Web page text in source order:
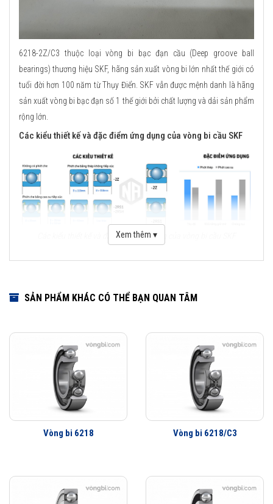
6218-2Z/C3 thuộc loại vòng bi bạc đạn cầu (Deep groove ball
bearings) thương hiệu SKF, hãng sản xuất vòng bi lớn nhất thế giới có
tuổi đời hơn 100 năm từ Thụy Điển. SKF vẫn được mệnh danh là hãng
sản xuất vòng bi bạc đạn số 1 thế giới bởi chất lượng và dải sản phẩm
rộng lớn.
Các kiểu thiết kế và đặc điểm ứng dụng của vòng bi cầu SKF
Các kiểu thiết kế và đặc điểm ứng dụng của vòng bi cầu SKF
Cải tiến thiết kế hình học
Công nghệ sản xuất mới
Phớt che chắn thế hệ mới
Lợi ích của những cải tiến đối với vòng bi cầu SKF Explorer
Vòng bi làm việc êm hơn
Ít rung động hơn
Tuổi thọ vòng bi cao hơn
Xem thêm ▾
SẢN PHẨM KHÁC CÓ THỂ BẠN QUAN TÂM
Vòng bi 6218 Vòng bi 6218/C3